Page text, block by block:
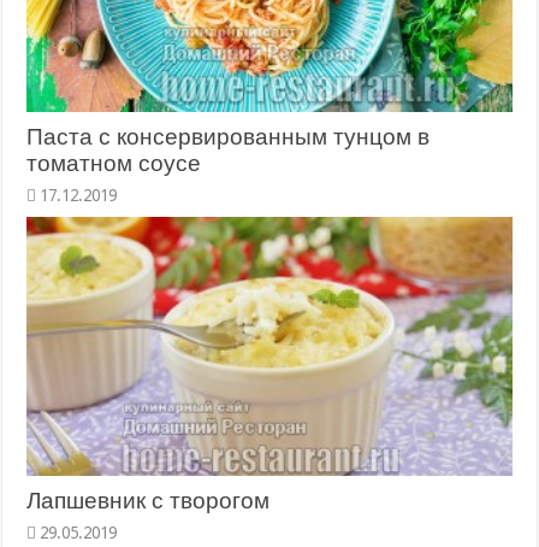
Паста с консервированным тунцом в
томатном соусе
17.12.2019
Лапшевник с творогом
29.05.2019